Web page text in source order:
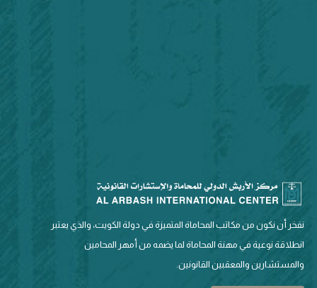
نفخر أن نكون من مكاتب المحاماة المتميزة في دولة الكويت، والذي يعتبر
انطلاقة نوعية في مهنة المحاماة لما يضمه من أمهر المحامين
والمستشارين والمعقبين القانونين.